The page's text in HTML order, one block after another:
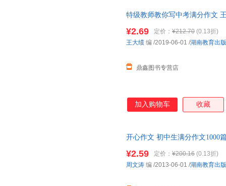
特级教师教你写中考满分作文
¥2.69 定价： ¥212.70 (0.13折)
鼎鑫图书专营店
王大绩 编 /2019-06-01 /湖南教育出
加入购物车 收藏
开心作文 初中生满分作文1000
¥2.59 定价： ¥200.16 (0.13折)
周文涛 编 /2013-06-01 /湖南教育出